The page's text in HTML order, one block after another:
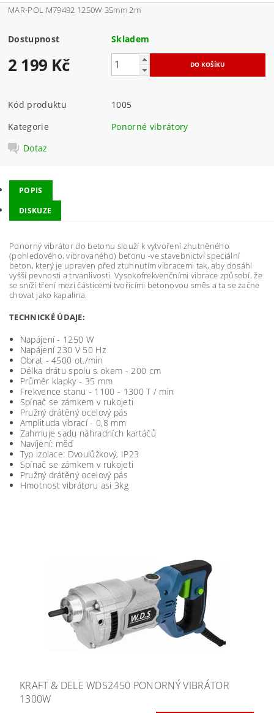
MAR-POL M79492 1250W 35mm 2m
Dostupnost Skladem
2 199 Kč
Kód produktu
1005
Kategorie
Ponorné vibrátory
Dotaz
POPIS
DISKUZE
Ponorný vibrátor do betonu slouží k vytvoření zhutněného
(pohledového, vibrovaného) betonu -ve stavebnictví speciální
beton, který je upraven před ztuhnutím vibracemi tak, aby dosáhl
vyšší pevnosti a trvanlivosti. Vysokofrekvenčními vibrace způsobí, že
se sníží tření mezi částicemi tvořícími betonovou směs a ta se začne
chovat jako kapalina.
TECHNICKÉ ÚDAJE:
Napájení - 1250 W
Napájení 230 V 50 Hz
Obrat - 4500 ot./min
Délka drátu spolu s okem - 200 cm
Průměr klapky - 35 mm
Frekvence stanu - 1100 - 1300 T / min
Spínač se zámkem v rukojeti
Pružný drátěný ocelový pás
Amplituda vibrací - 0,8 mm
Zahrnuje sadu náhradních kartáčů
Navíjení: měď
Typ izolace: Dvoulůžkový, IP23
Spínač se zámkem v rukojeti
Pružný drátěný ocelový pás
Hmotnost vibrátoru asi 3kg
KRAFT & DELE WDS2450 PONORNÝ VIBRÁTOR
1300W